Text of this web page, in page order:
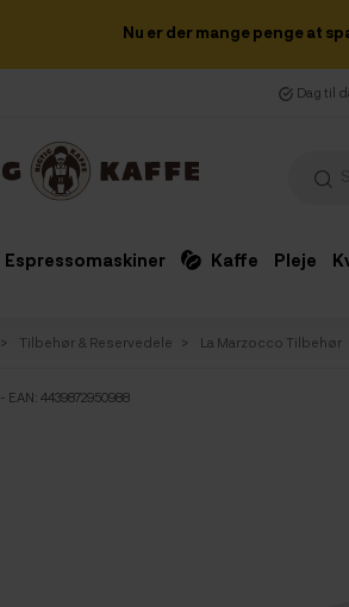
Nu er der mange penge at
Dag til
Espressomaskiner Kaffe Pleje
Tilbehør & Reservedele La Marzocco Tilbehør
- EAN: 4439872950988